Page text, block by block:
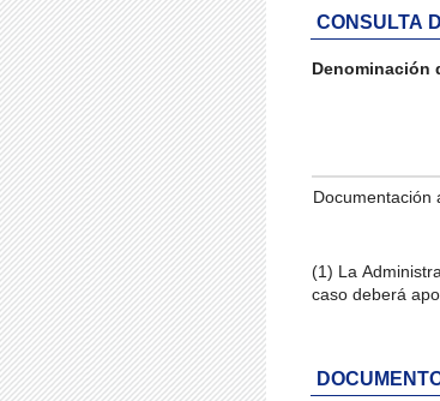
CONSULTA
Denominación
Iteración de
Documentación
(1) La
caso deberá